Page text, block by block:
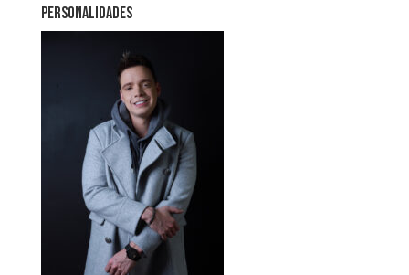
PERSONALIDADES